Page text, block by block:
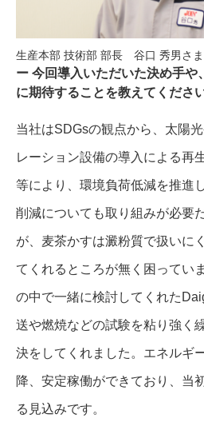
今回導入いただいた決め手
に期待することを教えてください
当社はSDGsの観点から、太陽
レーション設備の導入による再
等により、環境負荷低減を推進
削減についても取り組みが必要
が、麦茶かすは澱粉質で扱いに
てくれるところが無く困ってい
の中で一緒に検討してくれた
送や燃焼などの試験を粘り強く
決をしてくれました。エネルギ
降、安定稼働ができており、当
る見込みです。
生産本部 技術部 部長 谷口 秀男さま